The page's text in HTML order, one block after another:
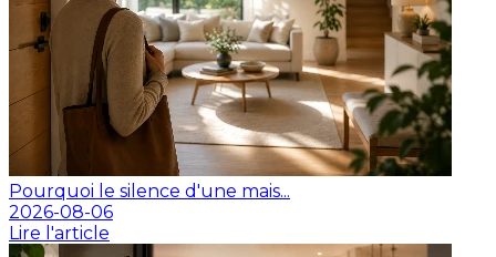
Pourquoi le silence d'une mais...
2026-08-06
Lire l'article